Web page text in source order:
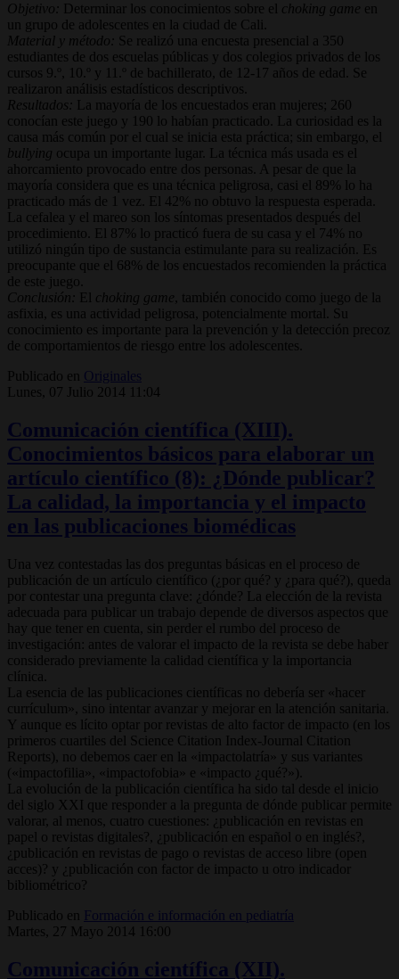
Objetivo: Determinar los conocimientos sobre el choking game en
un grupo de adolescentes en la ciudad de Cali.
Material y método:
Se realizó una encuesta presencial a 350
estudiantes de dos escuelas públicas y dos colegios privados de los
cursos 9.º, 10.º y 11.º de bachillerato, de 12-17 años de edad. Se
realizaron análisis estadísticos descriptivos.
Resultados:
La mayoría de los encuestados eran mujeres; 260
conocían este juego y 190 lo habían practicado. La curiosidad es la
causa más común por el cual se inicia esta práctica; sin embargo, el
bullying ocupa un importante lugar. La técnica más usada es el
ahorcamiento provocado entre dos personas. A pesar de que la
mayoría considera que es una técnica peligrosa, casi el 89% lo ha
practicado más de 1 vez. El 42% no obtuvo la respuesta esperada.
La cefalea y el mareo son los síntomas presentados después del
procedimiento. El 87% lo practicó fuera de su casa y el 74% no
utilizó ningún tipo de sustancia estimulante para su realización. Es
preocupante que el 68% de los encuestados recomienden la práctica
de este juego.
Conclusión:
El choking game , también conocido como juego de la
asfixia, es una actividad peligrosa, potencialmente mortal. Su
conocimiento es importante para la prevención y la detección precoz
de comportamientos de riesgo entre los adolescentes.
Publicado en
Originales
Lunes, 07 Julio 2014 11:04
Comunicación científica (XIII).
Conocimientos básicos para elaborar un
artículo científico (8): ¿Dónde publicar?
La calidad, la importancia y el impacto
en las publicaciones biomédicas
Una vez contestadas las dos preguntas básicas en el proceso de
publicación de un artículo científico (¿por qué? y ¿para qué?), queda
por contestar una pregunta clave: ¿dónde? La elección de la revista
adecuada para publicar un trabajo depende de diversos aspectos que
hay que tener en cuenta, sin perder el rumbo del proceso de
investigación: antes de valorar el impacto de la revista se debe haber
considerado previamente la calidad científica y la importancia
clínica.
La esencia de las publicaciones científicas no debería ser «hacer
currículum», sino intentar avanzar y mejorar en la atención sanitaria.
Y aunque es lícito optar por revistas de alto factor de impacto (en los
primeros cuartiles del Science Citation Index-Journal Citation
Reports), no debemos caer en la «impactolatría» y sus variantes
(«impactofilia», «impactofobia» e «impacto ¿qué?»).
La evolución de la publicación científica ha sido tal desde el inicio
del siglo XXI que responder a la pregunta de dónde publicar permite
valorar, al menos, cuatro cuestiones: ¿publicación en revistas en
papel o revistas digitales?, ¿publicación en español o en inglés?,
¿publicación en revistas de pago o revistas de acceso libre (open
acces)? y ¿publicación con factor de impacto u otro indicador
bibliométrico?
Publicado en
Formación e información en pediatría
Martes, 27 Mayo 2014 16:00
Comunicación científica (XII).